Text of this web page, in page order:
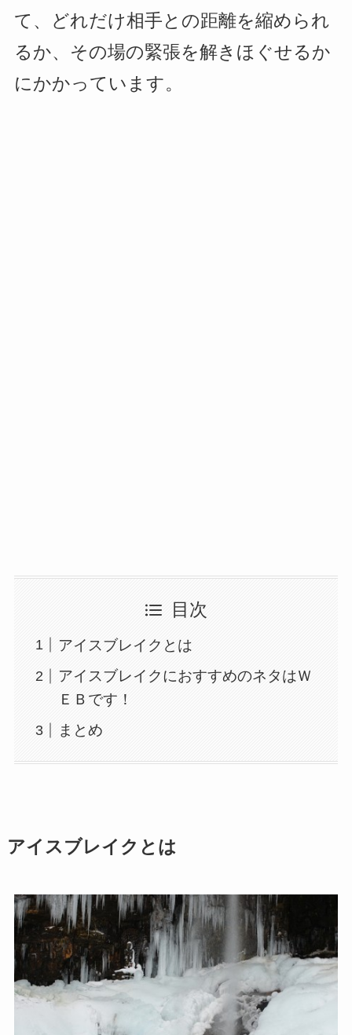
て、どれだけ相手との距離を縮められ
るか、その場の緊張を解きほぐせるか
にかかっています。
目次
アイスブレイクとは
アイスブレイクにおすすめのネタはＷ
ＥＢです！
まとめ
アイスブレイクとは